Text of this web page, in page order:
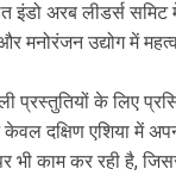
इंडो अरब लीडर्स
उद्योग में
के लिए
एशिया में अपना
भी काम कर रही है,